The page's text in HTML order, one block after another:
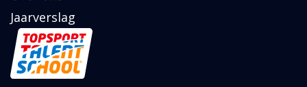
Jaarverslag